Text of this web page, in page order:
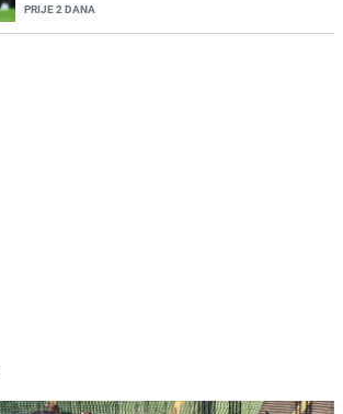
PRIJE 2 DANA